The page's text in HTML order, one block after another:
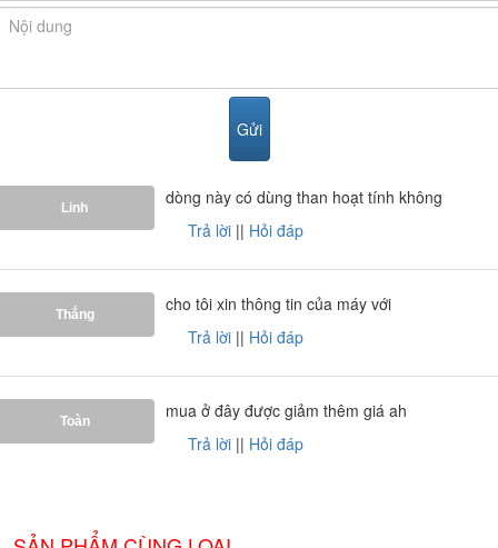
Ảnh giấy chứng nhận Nội Thất Phương Đông là đại lý
cấp I của thương hiệuGiovanido công ty Giovani cung
Linh
dòng này có dùng than hoạt tính không
Trả lời || Hỏi đáp
Thắng
cho tôi xin thông tin của máy với
Trả lời || Hỏi đáp
Toàn
mua ở đây được giảm thêm giá ah
Trả lời || Hỏi đáp